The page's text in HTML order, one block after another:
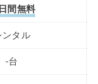
間無料
ンタル
-台